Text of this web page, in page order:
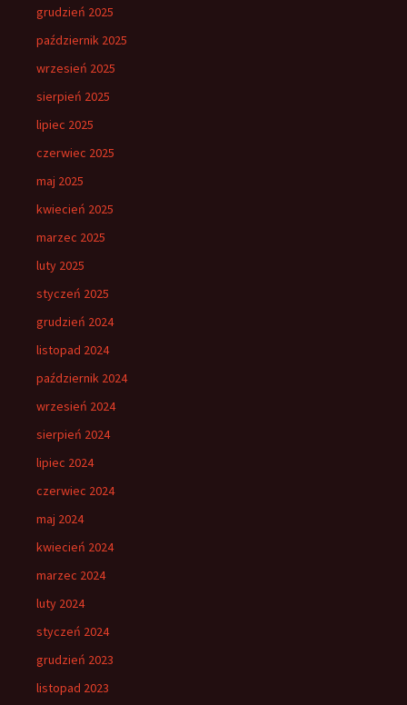
grudzień 2025
październik 2025
wrzesień 2025
sierpień 2025
lipiec 2025
czerwiec 2025
maj 2025
kwiecień 2025
marzec 2025
luty 2025
styczeń 2025
grudzień 2024
listopad 2024
październik 2024
wrzesień 2024
sierpień 2024
lipiec 2024
czerwiec 2024
maj 2024
kwiecień 2024
marzec 2024
luty 2024
styczeń 2024
grudzień 2023
listopad 2023